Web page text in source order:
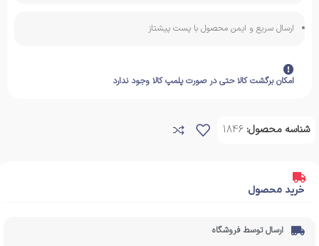
ارسال سریع و ایمن محصول با پست پیشتاز
امکان برگشت کالا حتی در صورت پلمپ کالا وجود ندارد
شناسه محصول: 1846
خرید محصول
ارسال توسط فروشگاه